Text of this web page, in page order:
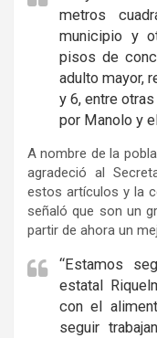
metros
municipio y
pisos de
adulto mayor,
y 6, entre
por Manolo y
A nombre de la
agradeció al
estos artículos y la
señaló que son un
partir de ahora un
“Estamos
estatal
con el
seguir